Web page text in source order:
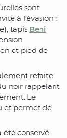
sont
à l’évasion :
tapis Beni
et pied de
refaite
noir rappelant
Le
et permet de
été conservé